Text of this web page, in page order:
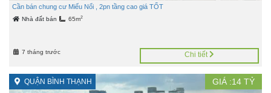
Cần bán chung cư Miếu Nổi , 2pn tầng cao giá TỐT
Nhà đất bán 65m2
7 tháng trước Chi tiết
QUẬN BÌNH THẠNH GIÁ :14 TỶ